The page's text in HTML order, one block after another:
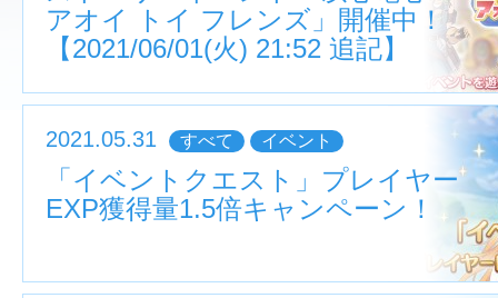
アオイ トイ フレンズ」開催中！
【2021/06/01(火) 21:52 追記】
2021.05.31 すべて イベント
「イベントクエスト」プレイヤー
EXP獲得量1.5倍キャンペーン！